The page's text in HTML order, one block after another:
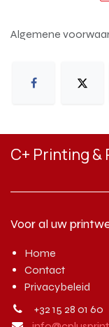
Algemene
C+ Printing &
Voor al uw
Home
Contact
Privacybeleid
+32 15 28 01 60